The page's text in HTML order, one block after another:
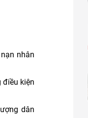
nhân
điều kiện
dân